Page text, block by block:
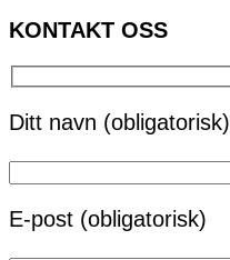
KONTAKT OSS
Ditt navn (obligatorisk)
E-post (obligatorisk)